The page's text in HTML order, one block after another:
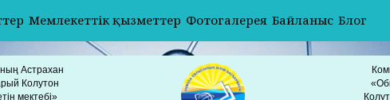
Мемлекеттік қызметтер Фотогалерея Байланыс Блог
Астрахан
Колутон
мектебі»